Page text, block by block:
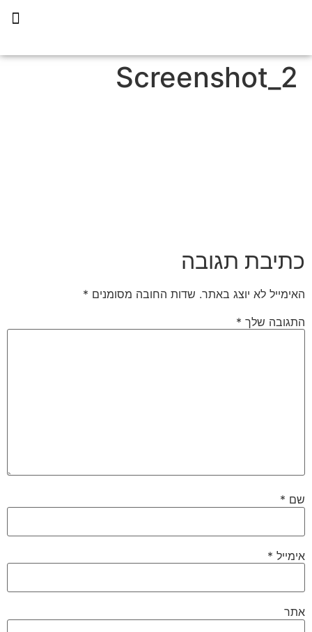
Screenshot_2
כתיבת תגובה
האימייל לא יוצג באתר. שדות החובה מסומנים *
התגובה שלך *
שם *
אימייל *
אתר